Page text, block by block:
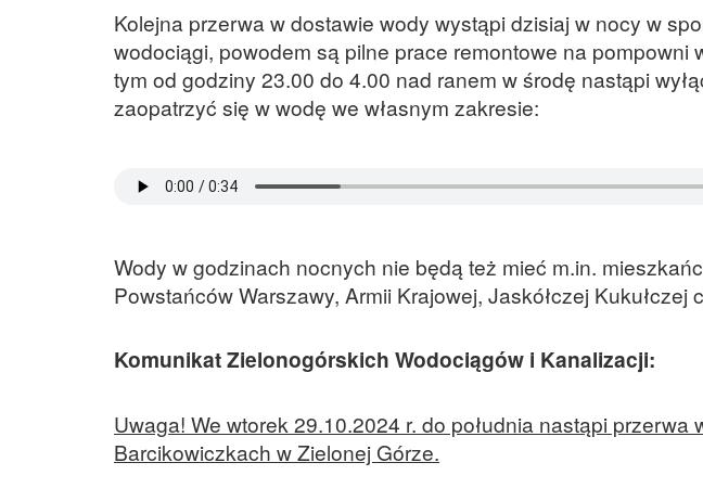
Kolejna przerwa w dostawie wody wystąpi dzisiaj w nocy w
wodociągi, powodem są pilne prace remontowe na pompowni
tym od godziny 23.00 do 4.00 nad ranem w środę nastąpi
zaopatrzyć się w wodę we własnym zakresie:
Wody w godzinach nocnych nie będą też mieć m.in.
Powstańców Warszawy, Armii Krajowej, Jaskółczej Kukułczej
Komunikat Zielonogórskich Wodociągów i Kanalizacji:
Uwaga! We wtorek 29.10.2024 r. do południa nastąpi przerwa
Barcikowiczkach w Zielonej Górze.